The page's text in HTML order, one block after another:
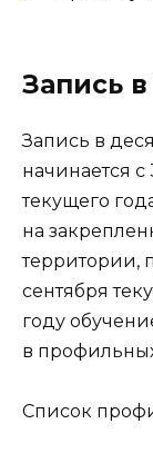
Запись в
Запись в
начинается
текущего
на
территории,
сентября
году
в
Список